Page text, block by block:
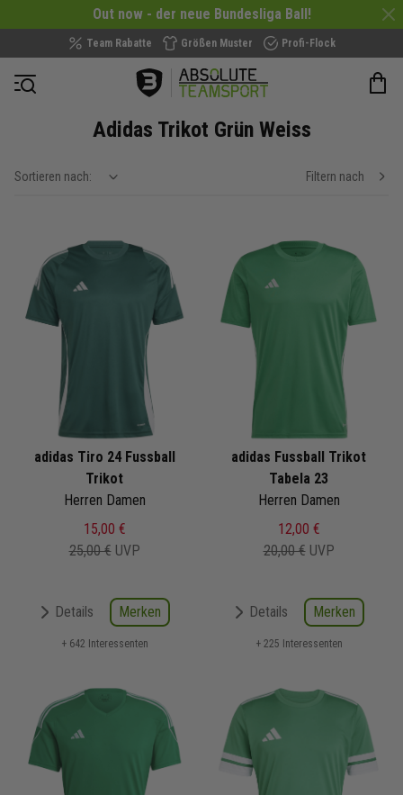
Out now - der neue Bundesliga Ball!
Team Rabatte Größen Muster Profi-Flock
Navigation öffnen
Adidas Trikot Grün Weiss
Sortieren nach: show filteroptions Filtern nach
adidas Tiro 24 Fussball
Trikot
Herren Damen
15,00 €
25,00 € UVP
Details Merken
+ 642 Interessenten
adidas Fussball Trikot
Tabela 23
Herren Damen
12,00 €
20,00 € UVP
Details Merken
+ 225 Interessenten